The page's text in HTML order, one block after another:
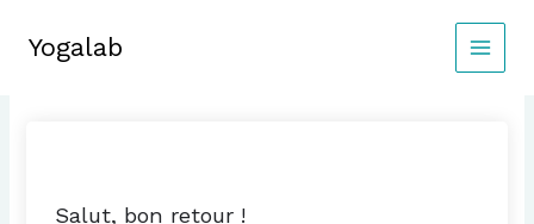
contenu
Yogalab
MAIN
Salut, bon retour !